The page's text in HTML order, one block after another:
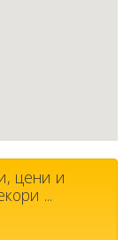
цени и
...